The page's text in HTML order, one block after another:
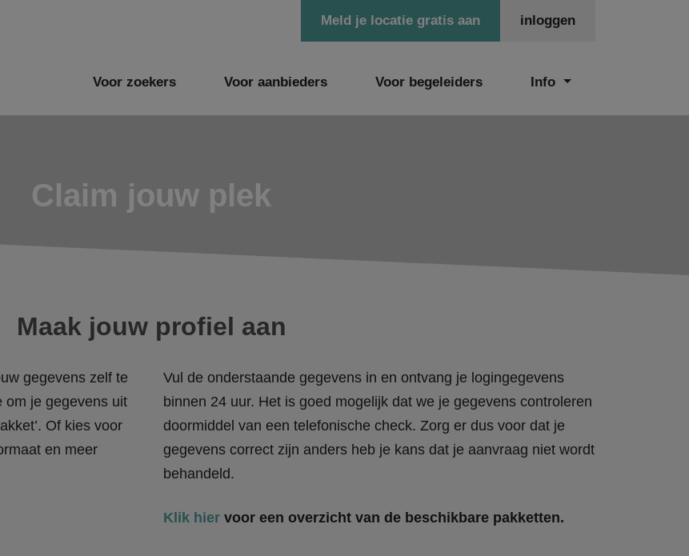
inloggen
Meld je locatie gratis aan
Voor zoekers Voor aanbieders Voor begeleiders Info
Claim jouw plek
Maak jouw profiel aan
gegevens zelf te
om je gegevens uit
Of kies voor
en meer
Vul de onderstaande gegevens in en ontvang je logingegevens
binnen 24 uur. Het is goed mogelijk dat we je gegevens controleren
doormiddel van een telefonische check. Zorg er dus voor dat je
gegevens correct zijn anders heb je kans dat je aanvraag niet wordt
behandeld.
Klik hier voor een overzicht van de beschikbare pakketten.